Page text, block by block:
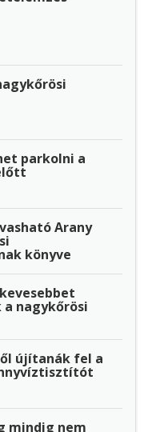
parkolni a
Arany
könyve
nagykőrösi
újítanák fel a
mindig nem